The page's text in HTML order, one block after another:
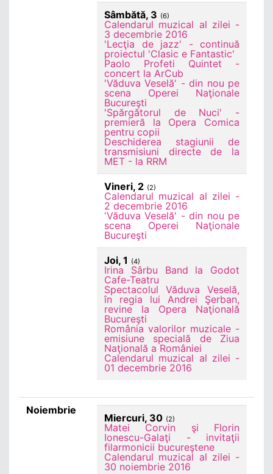
Sâmbătă, 3 (6)
Calendarul muzical al zilei -
3 decembrie 2016
'Lecţia de jazz' - continuă
proiectul 'Clasic e Fantastic'
Paolo Profeti Quintet -
concert la ArCub
'Văduva Veselă' - din nou pe
scena Operei Naţionale
Bucureşti
'Spărgătorul de Nuci' -
premieră la Opera Comica
pentru copii
Deschiderea stagiunii de
transmisiuni directe de la
MET - la RRM
Vineri, 2 (2)
Calendarul muzical al zilei -
2 decembrie 2016
'Văduva Veselă' - din nou pe
scena Operei Naţionale
Bucureşti
Joi, 1 (4)
Irina Sârbu Band la Godot
Cafe-Teatru
Spectacolul Văduva Veselă,
în regia lui Andrei Şerban,
revine la Opera Naţională
Bucureşti
România valorilor muzicale -
emisiune specială de Ziua
Naţională a României
Calendarul muzical al zilei -
01 decembrie 2016
Noiembrie
Miercuri, 30 (2)
Matei Corvin şi Florin
Ionescu-Galaţi - invitaţii
filarmonicii bucureştene
Calendarul muzical al zilei -
30 noiembrie 2016